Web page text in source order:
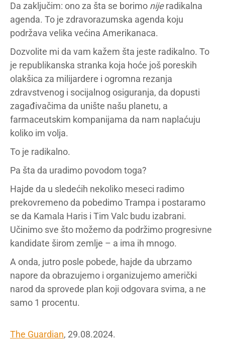
Da zaključim: ono za šta se borimo nijeradikalna
agenda. To je zdravorazumska agenda koju
podržava velika većina Amerikanaca.
Dozvolite mi da vam kažem šta jeste radikalno. To
je republikanska stranka koja hoće još poreskih
olakšica za milijardere i ogromna rezanja
zdravstvenog i socijalnog osiguranja, da dopusti
zagađivačima da unište našu planetu, a
farmaceutskim kompanijama da nam naplaćuju
koliko im volja.
To je radikalno.
Pa šta da uradimo povodom toga?
Hajde da u sledećih nekoliko meseci radimo
prekovremeno da pobedimo Trampa i postaramo
se da Kamala Haris i Tim Valc budu izabrani.
Učinimo sve što možemo da podržimo progresivne
kandidate širom zemlje – a ima ih mnogo.
A onda, jutro posle pobede, hajde da ubrzamo
napore da obrazujemo i organizujemo američki
narod da sprovede plan koji odgovara svima, a ne
samo 1 procentu.
The Guardian, 29.08.2024.